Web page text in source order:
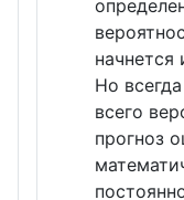
начнется
Но
всего
прогноз